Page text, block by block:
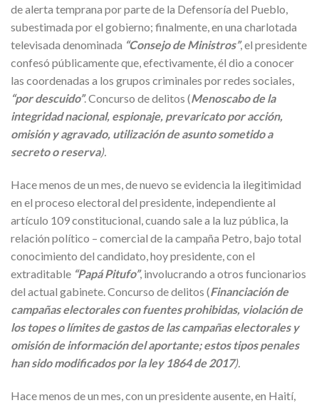
de alerta temprana por parte de la Defensoría del Pueblo,
subestimada por el gobierno; finalmente, en una charlotada
televisada denominada “Consejo de Ministros”, el presidente
confesó públicamente que, efectivamente, él dio a conocer
las coordenadas a los grupos criminales por redes sociales,
“por descuido”. Concurso de delitos (Menoscabo de la
integridad nacional, espionaje, prevaricato por acción,
omisión y agravado, utilización de asunto sometido a
secreto o reserva).
Hace menos de un mes, de nuevo se evidencia la ilegitimidad
en el proceso electoral del presidente, independiente al
artículo 109 constitucional, cuando sale a la luz pública, la
relación político – comercial de la campaña Petro, bajo total
conocimiento del candidato, hoy presidente, con el
extraditable “Papá Pitufo”, involucrando a otros funcionarios
del actual gabinete. Concurso de delitos (Financiación de
campañas electorales con fuentes prohibidas, violación de
los topes o límites de gastos de las campañas electorales y
omisión de información del aportante; estos tipos penales
han sido modificados por la ley 1864 de 2017).
Hace menos de un mes, con un presidente ausente, en Haití,